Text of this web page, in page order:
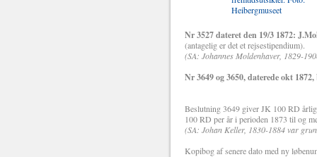
Heibergmuseet
Nr 3527 dateret den 19/3 1872:
(antagelig er det et rejsestipendium).
(SA: Johannes Moldenhaver, 1829-
Nr 3649 og 3650, daterede okt
Beslutning 3649 giver JK 100 RD
100 RD per år i perioden 1873 til og
(SA: Johan Keller, 1830-1884 var
Kopibog af senere dato med ny